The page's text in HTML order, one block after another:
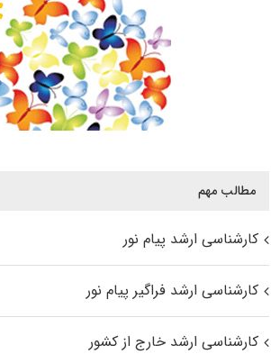
مطالب مهم
کارشناسی ارشد پیام نور
کارشناسی ارشد فراگیر پیام نور
کارشناسی ارشد خارج از کشور